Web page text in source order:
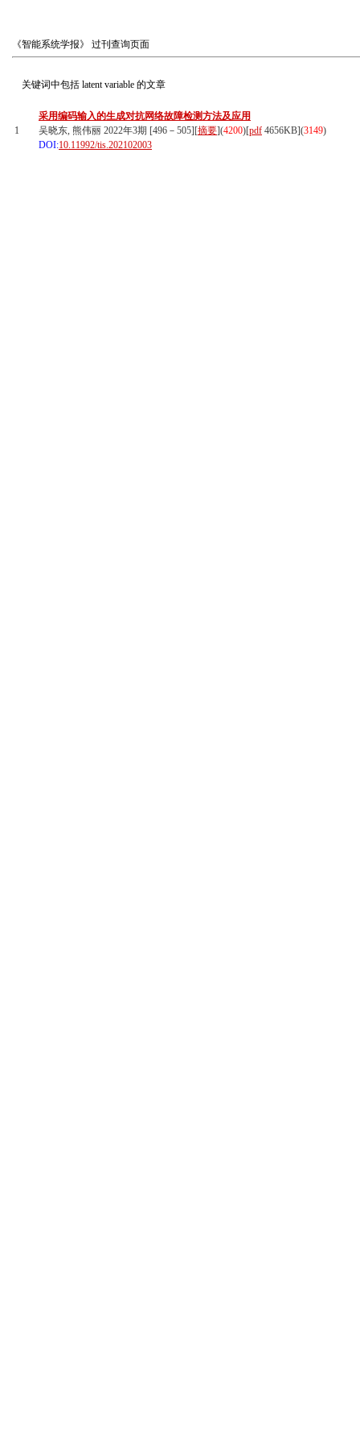
《智能系统学报》 过刊查询页面
关键词中包括 latent variable 的文章
1
采用编码输入的生成对抗网络故障检测方法及应用
吴晓东, 熊伟丽 2022年3期 [496－505][摘要](4200)[pdf 4656KB](3149)
DOI:10.11992/tis.202102003